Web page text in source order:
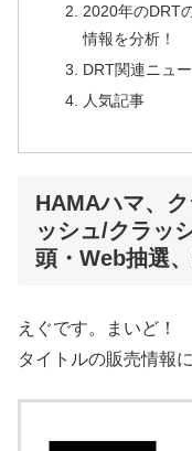
2020年のDRT
情報を分析！
DRT関連ニュ
人気記事
HAMAハマ、
ッシュ/クラッ
頭・Web抽選
えぐです。まいど！
タイトルの販売情報